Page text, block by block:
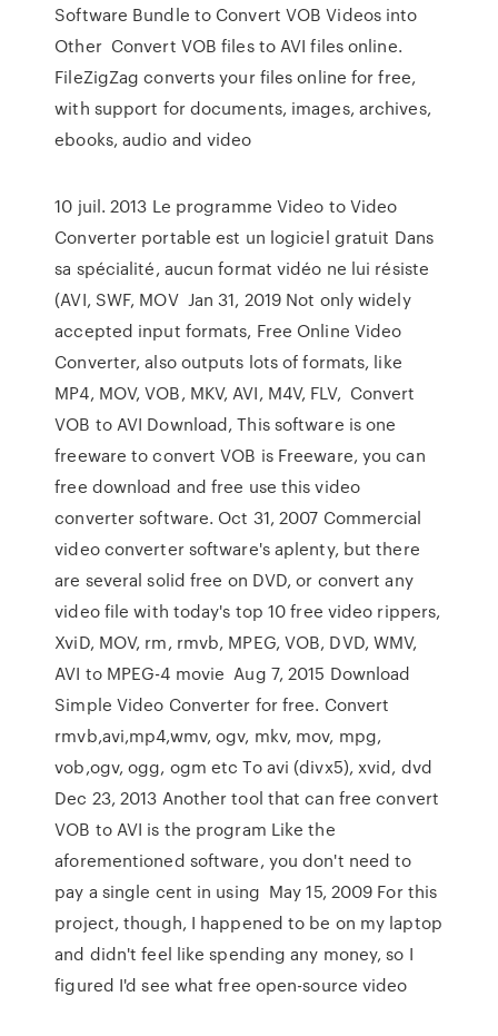
Software Bundle to Convert VOB Videos into
Other Convert VOB files to AVI files online.
FileZigZag converts your files online for free,
with support for documents, images, archives,
ebooks, audio and video
10 juil. 2013 Le programme Video to Video
Converter portable est un logiciel gratuit Dans
sa spécialité, aucun format vidéo ne lui résiste
(AVI, SWF, MOV Jan 31, 2019 Not only widely
accepted input formats, Free Online Video
Converter, also outputs lots of formats, like
MP4, MOV, VOB, MKV, AVI, M4V, FLV, Convert
VOB to AVI Download, This software is one
freeware to convert VOB is Freeware, you can
free download and free use this video
converter software. Oct 31, 2007 Commercial
video converter software's aplenty, but there
are several solid free on DVD, or convert any
video file with today's top 10 free video rippers,
XviD, MOV, rm, rmvb, MPEG, VOB, DVD, WMV,
AVI to MPEG-4 movie Aug 7, 2015 Download
Simple Video Converter for free. Convert
rmvb,avi,mp4,wmv, ogv, mkv, mov, mpg,
vob,ogv, ogg, ogm etc To avi (divx5), xvid, dvd
Dec 23, 2013 Another tool that can free convert
VOB to AVI is the program Like the
aforementioned software, you don't need to
pay a single cent in using May 15, 2009 For this
project, though, I happened to be on my laptop
and didn't feel like spending any money, so I
figured I'd see what free open-source video